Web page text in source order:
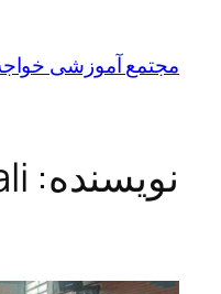
مجتمع آموزشی
نویسنده: